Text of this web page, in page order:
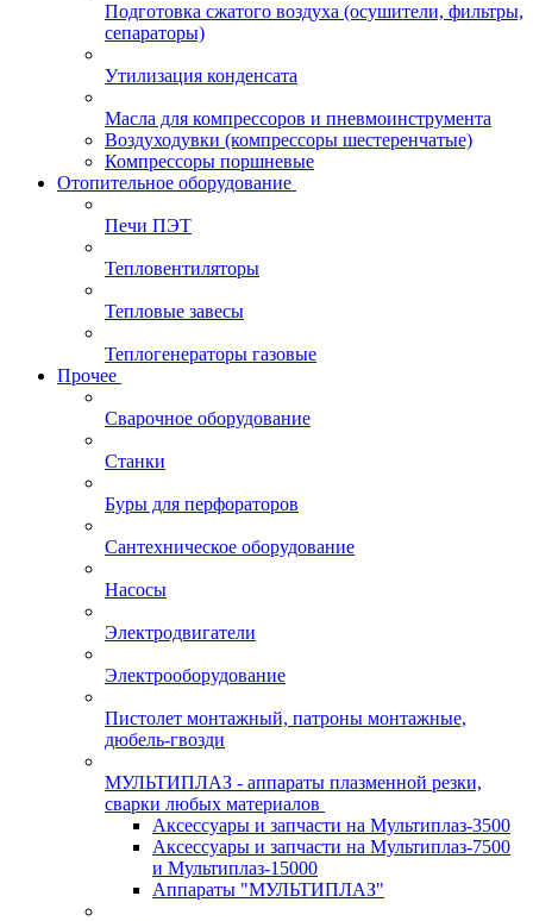
Подготовка сжатого воздуха (осушители, фильтры,
сепараторы)
Утилизация конденсата
Масла для компрессоров и пневмоинструмента
Воздуходувки (компрессоры шестеренчатые)
Компрессоры поршневые
Отопительное оборудование
Печи ПЭТ
Тепловентиляторы
Тепловые завесы
Теплогенераторы газовые
Прочее
Сварочное оборудование
Станки
Буры для перфораторов
Сантехническое оборудование
Насосы
Электродвигатели
Электрооборудование
Пистолет монтажный, патроны монтажные,
дюбель-гвозди
МУЛЬТИПЛАЗ - аппараты плазменной резки,
сварки любых материалов
Аксессуары и запчасти на Мультиплаз-3500
Аксессуары и запчасти на Мультиплаз-7500
и Мультиплаз-15000
Аппараты "МУЛЬТИПЛАЗ"